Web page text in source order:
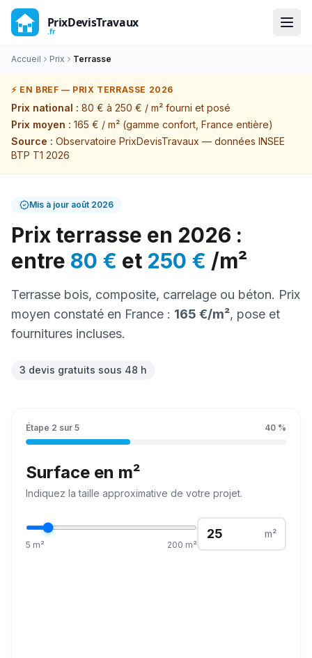
Accueil Prix Terrasse
⚡ EN BREF — PRIX TERRASSE 2026
Prix national : 80 € à 250 € / m² fourni et posé
Prix moyen : 165 € / m² (gamme confort, France entière)
Source : Observatoire PrixDevisTravaux — données INSEE
BTP T1 2026
Mis à jour août 2026
Prix terrasse en 2026 :
entre 80 € et 250 € /m²
Terrasse bois, composite, carrelage ou béton. Prix
moyen constaté en France : 165 €/m², pose et
fournitures incluses.
3 devis gratuits sous 48 h
Étape 2 sur 5 40 %
Surface en m²
Indiquez lataille approximative de votre projet.
5 m² 200 m²
m²